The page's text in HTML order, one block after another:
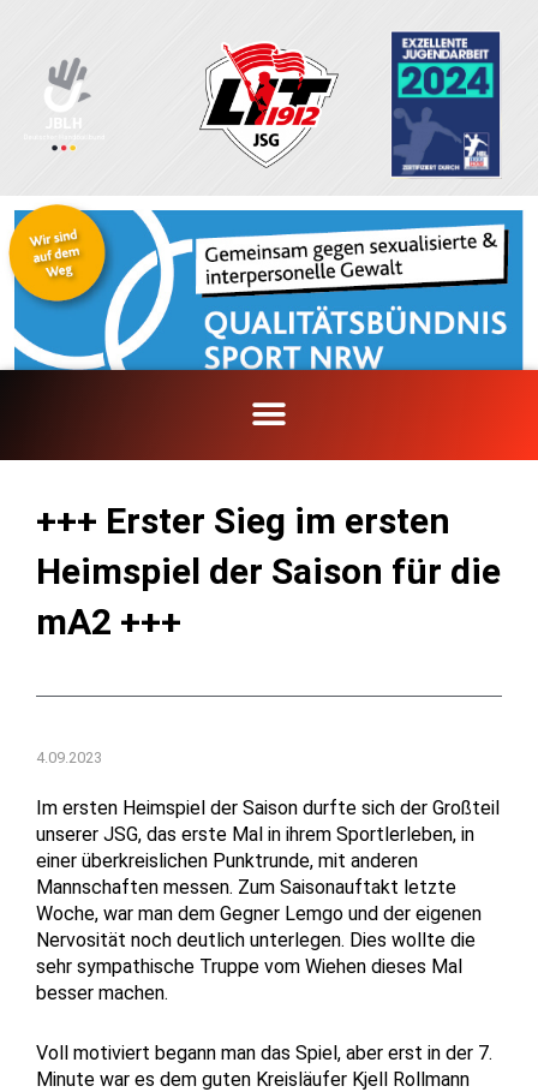
springen
+++ Erster Sieg im ersten
Heimspiel der Saison für die
mA2 +++
4.09.2023
Im ersten Heimspiel der Saison durfte sich der Großteil
unserer JSG, das erste Mal in ihrem Sportlerleben, in
einer überkreislichen Punktrunde, mit anderen
Mannschaften messen. Zum Saisonauftakt letzte
Woche, war man dem Gegner Lemgo und der eigenen
Nervosität noch deutlich unterlegen. Dies wollte die
sehr sympathische Truppe vom Wiehen dieses Mal
besser machen.
Voll motiviert begann man das Spiel, aber erst in der 7.
Minute war es dem guten Kreisläufer Kjell Rollmann